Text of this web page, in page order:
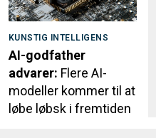
KUNSTIG INTELLIGENS
AI-godfather
advarer: Flere AI-
modeller kommer til at
løbe løbsk i fremtiden